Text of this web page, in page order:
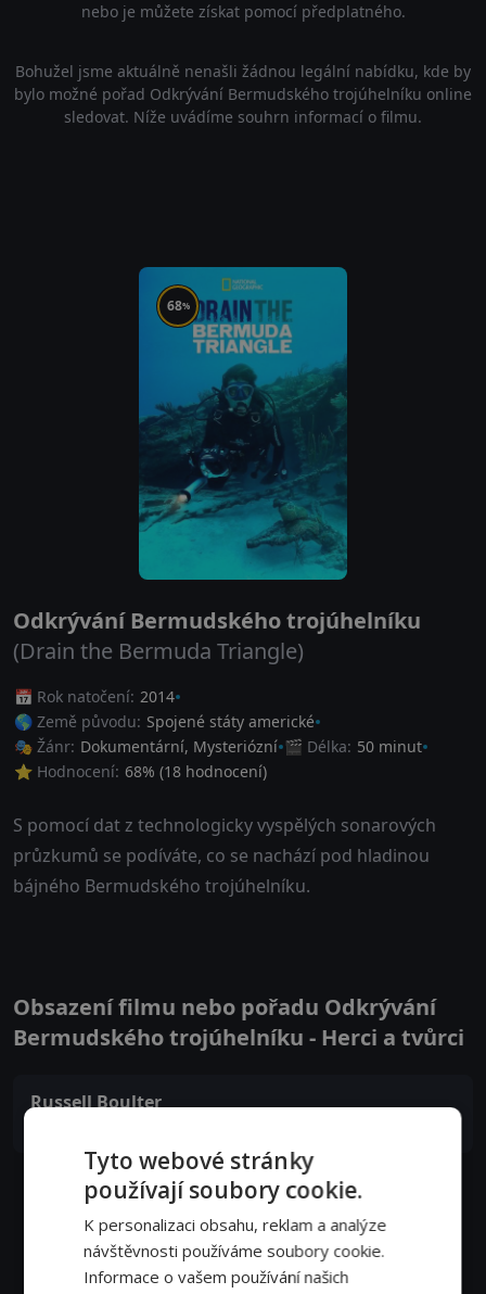
nebo je můžete získat pomocí předplatného.
Bohužel jsme aktuálně nenašli žádnou legální nabídku, kde by
bylo možné pořad Odkrývání Bermudského trojúhelníku online
sledovat. Níže uvádíme souhrn informací o filmu.
68%
Odkrývání Bermudského trojúhelníku
(Drain the Bermuda Triangle)
📅 Rok natočení: 2014
🌎 Země původu: Spojené státy americké
🎭 Žánr: Dokumentární, Mysteriózní 🎬 Délka: 50 minut
⭐ Hodnocení: 68% (18 hodnocení)
S pomocí dat z technologicky vyspělých sonarových
průzkumů se podíváte, co se nachází pod hladinou
bájného Bermudského trojúhelníku.
Obsazení filmu nebo pořadu Odkrývání
Bermudského trojúhelníku - Herci a tvůrci
Russell Boulter
Tyto webové stránky
používají soubory cookie.
K personalizaci obsahu, reklam a analýze
návštěvnosti používáme soubory cookie.
Informace o vašem používání našich